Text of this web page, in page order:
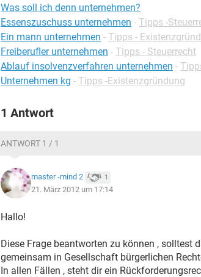
Was soll ich denn unternehmen?
Essenszuschuss unternehmen - Tipps -
Ein mann unternehmen - Tipps -
Freiberufler unternehmen - Tipps - Steuerrecht
Ablauf insolvenzverfahren unternehmen -
Unternehmen kg - Tipps -Existenzgründung
1 Antwort
ANTWORT 1 / 1
master -mind 2 1
21. März 2012 um 17:14
Hallo!
Diese Frage beantworten zu können , solltest
gemeinsam in Gesellschaft bürgerlichen
In allen Fällen , steht dir ein